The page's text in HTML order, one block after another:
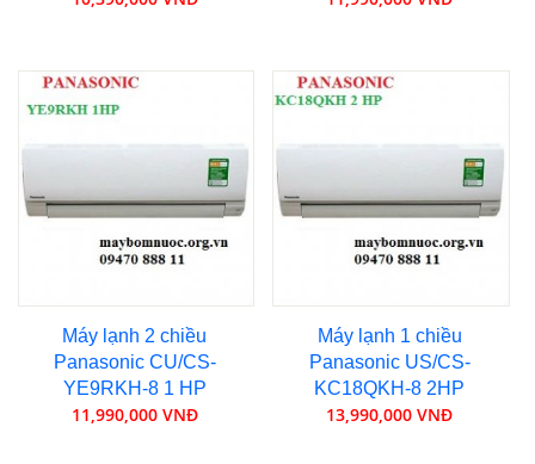
Máy lạnh 2 chiều
Panasonic CU/CS-
YE9RKH-8 1 HP
11,990,000 VNĐ
Máy lạnh 1 chiều
Panasonic US/CS-
KC18QKH-8 2HP
13,990,000 VNĐ